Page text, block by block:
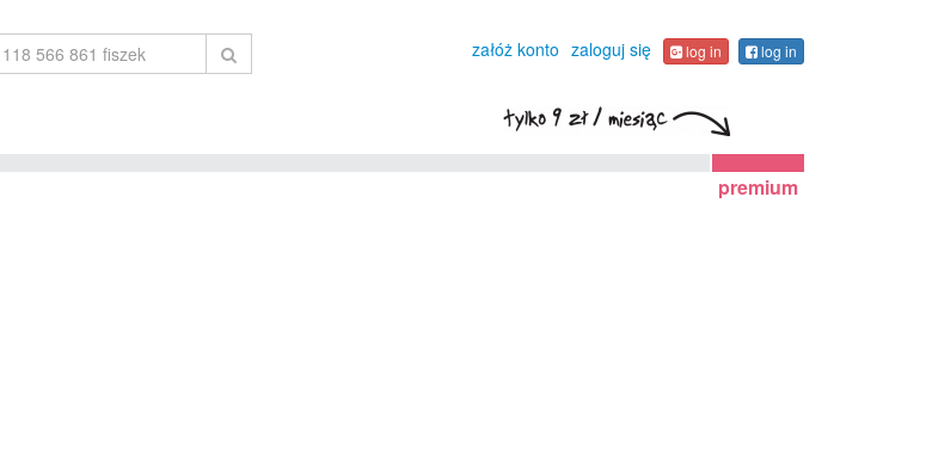
załóż konto zaloguj się log in log in
premium